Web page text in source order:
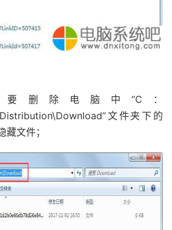
删除电脑中“C：
文件夹下的
文件；